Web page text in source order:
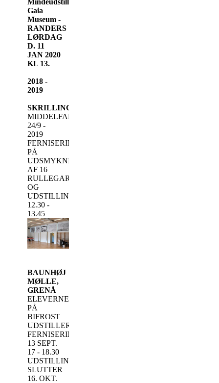
Gaia
Museum -
RANDERS
LØRDAG
D. 11
JAN 2020
KL 13.
2018 -
2019
SKRILLINGESKOLEN
MIDDELFART
24/9 -
2019
FERNISERING
PÅ
UDSMYKNING
AF 16
RULLEGARDINER
OG
UDSTILLING
12.30 -
13.45
BAUNHØJ
MØLLE,
GRENÅ
ELEVERNE
PÅ
BIFROST
UDSTILLER
FERNISERING
13 SEPT.
17 - 18.30
UDSTILLINGEN
SLUTTER
16. OKT.